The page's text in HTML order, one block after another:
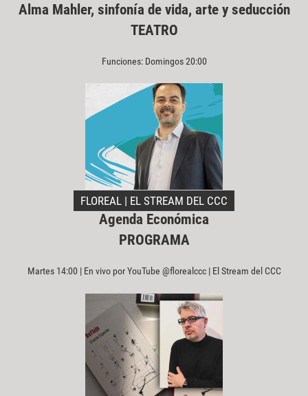
Alma Mahler, sinfonía de vida, arte y seducción
TEATRO
Funciones: Domingos 20:00
FLOREAL | EL STREAM DEL CCC
Agenda Económica
PROGRAMA
Martes 14:00 | En vivo por YouTube @florealccc | El Stream del CCC